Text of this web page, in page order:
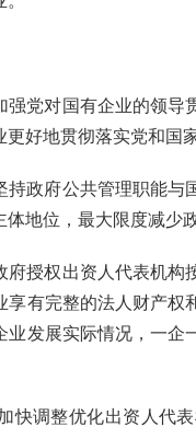
强党对国有企业的领
好地贯彻落实党和国
持政府公共管理职能
地位，最大限度减少
府授权出资人代表机
有完整的法人财产权
发展实际情况，一
快调整优化出资人代